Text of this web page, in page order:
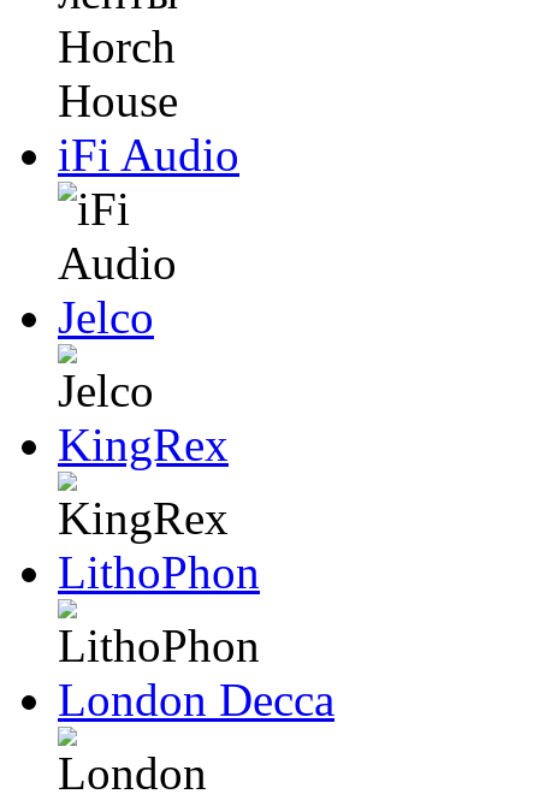
iFi Audio
Jelco
KingRex
LithoPhon
London Decca